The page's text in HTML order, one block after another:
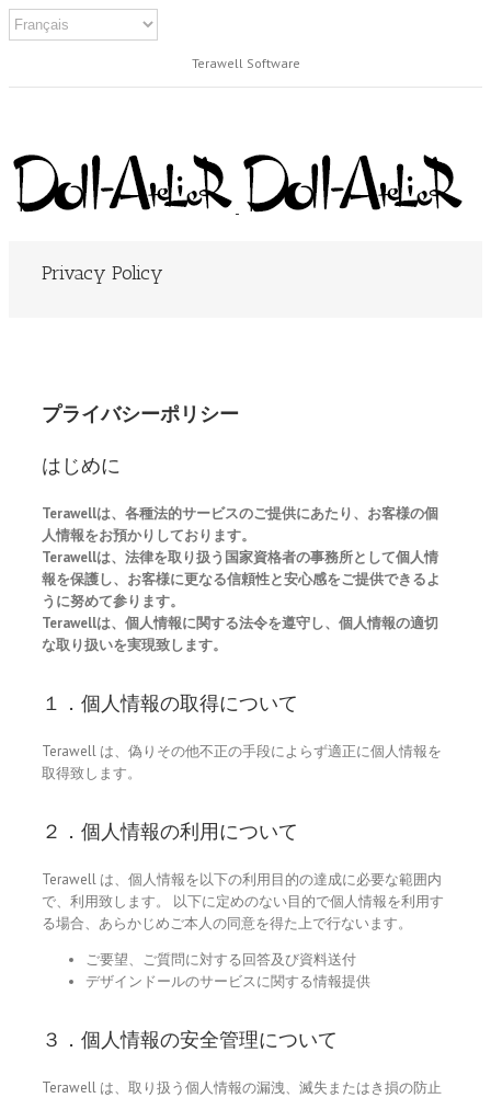
Terawell Software
Privacy Policy
プライバシーポリシー
はじめに
Terawellは、各種法的サービスのご提供にあたり、お客様の個
人情報をお預かりしております。
Terawellは、法律を取り扱う国家資格者の事務所として個人情
報を保護し、お客様に更なる信頼性と安心感をご提供できるよ
うに努めて参ります。
Terawellは、個人情報に関する法令を遵守し、個人情報の適切
な取り扱いを実現致します。
１．個人情報の取得について
Terawell は、偽りその他不正の手段によらず適正に個人情報を
取得致します。
２．個人情報の利用について
Terawell は、個人情報を以下の利用目的の達成に必要な範囲内
で、利用致します。 以下に定めのない目的で個人情報を利用す
る場合、あらかじめご本人の同意を得た上で行ないます。
ご要望、ご質問に対する回答及び資料送付
デザインドールのサービスに関する情報提供
３．個人情報の安全管理について
Terawell は、取り扱う個人情報の漏洩、滅失またはき損の防止